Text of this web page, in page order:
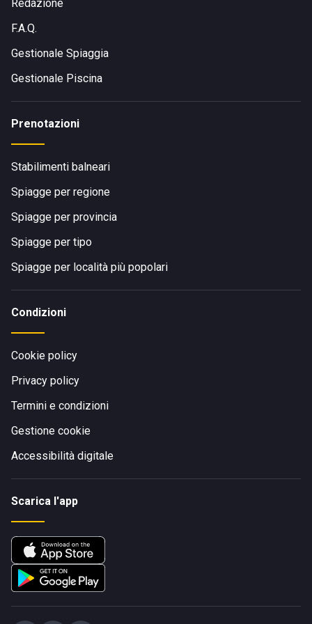
Redazione
F.A.Q.
Gestionale Spiaggia
Gestionale Piscina
Prenotazioni
Stabilimenti balneari
Spiagge per regione
Spiagge per provincia
Spiagge per tipo
Spiagge per località più popolari
Condizioni
Cookie policy
Privacy policy
Termini e condizioni
Gestione cookie
Accessibilità digitale
Scarica l'app